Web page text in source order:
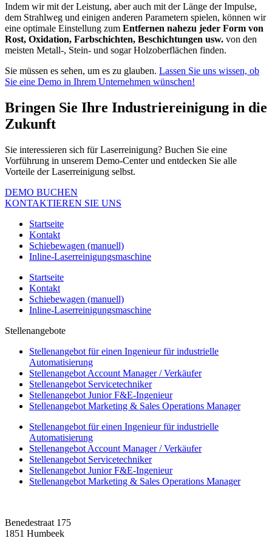
Indem wir mit der Leistung, aber auch mit der Länge der Impulse,
dem Strahlweg und einigen anderen Parametern spielen, können wir
eine optimale Einstellung zum Entfernen nahezu jeder Form von
Rost, Oxidation, Farbschichten, Beschichtungen usw. von den
meisten Metall-, Stein- und sogar Holzoberflächen finden.
Sie müssen es sehen, um es zu glauben. Lassen Sie uns wissen, ob
Sie eine Demo in Ihrem Unternehmen wünschen!
Bringen Sie Ihre Industriereinigung in die
Zukunft
Sie interessieren sich für Laserreinigung? Buchen Sie eine
Vorführung in unserem Demo-Center und entdecken Sie alle
Vorteile der Laserreinigung selbst.
DEMO BUCHEN
KONTAKTIEREN SIE UNS
Startseite
Kontakt
Schiebewagen (manuell)
Inline-Laserreinigungsmaschine
Startseite
Kontakt
Schiebewagen (manuell)
Inline-Laserreinigungsmaschine
Stellenangebote
Stellenangebot für einen Ingenieur für industrielle
Automatisierung
Stellenangebot Account Manager / Verkäufer
Stellenangebot Servicetechniker
Stellenangebot Junior F&E-Ingenieur
Stellenangebot Marketing & Sales Operations Manager
Stellenangebot für einen Ingenieur für industrielle
Automatisierung
Stellenangebot Account Manager / Verkäufer
Stellenangebot Servicetechniker
Stellenangebot Junior F&E-Ingenieur
Stellenangebot Marketing & Sales Operations Manager
Benedestraat 175
1851 Humbeek